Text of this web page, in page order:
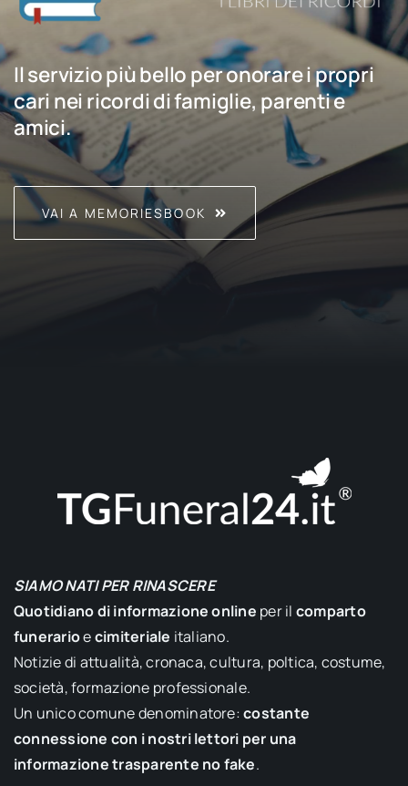
Il servizio più bello per onorare i propri
cari nei ricordi di famiglie, parenti e
amici.
VAI A MEMORIESBOOK
SIAMO NATI PER RINASCERE
Quotidiano di informazione online per il comparto
funerarioecimiteriale italiano.
Notizie di attualità, cronaca, cultura, poltica, costume,
società, formazione professionale.
Un unico comune denominatore:costante
connessione con i nostri lettori per una
informazione trasparente no fake.